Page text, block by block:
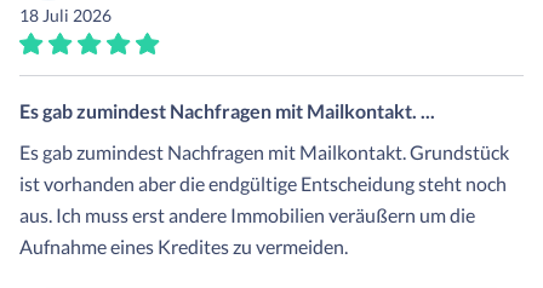
18 Juli 2026
Es gab zumindest Nachfragen mit Mailkontakt. ...
Es gab zumindest Nachfragen mit Mailkontakt. Grundstück
ist vorhanden aber die endgültige Entscheidung steht noch
aus. Ich muss erst andere Immobilien veräußern um die
Aufnahme eines Kredites zu vermeiden.